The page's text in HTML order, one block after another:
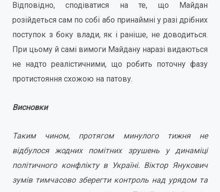
Відповідно, сподіватися на те, що Майдан
розійдеться сам по собі або принаймні у разі дрібних
поступок з боку влади, як і раніше, не доводиться.
При цьому й самі вимоги Майдану наразі видаються
не надто реалістичними, що робить поточну фазу
протистояння схожою на патову.
Висновки
Таким чином, протягом минулого тижня не
відбулося жодних помітних зрушень у динаміці
політичного конфлікту в Україні. Віктор Янукович
зумів тимчасово зберегти контроль над урядом та